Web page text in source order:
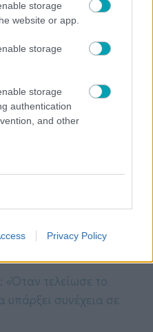
storage
website or app.
storage
storage
authentication
and other
Privacy Policy
,NEWS
την ΕΡΤ1 (video)